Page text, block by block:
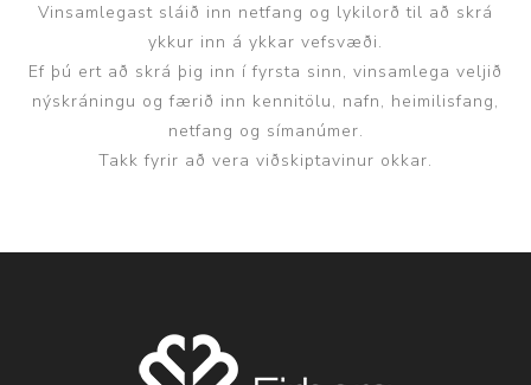
Vinsamlegast sláið inn netfang og lykilorð til að skrá
ykkur inn á ykkar vefsvæði.
Ef þú ert að skrá þig inn í fyrsta sinn, vinsamlega veljið
nýskráningu og færið inn kennitölu, nafn, heimilisfang,
netfang og símanúmer.
Takk fyrir að vera viðskiptavinur okkar.